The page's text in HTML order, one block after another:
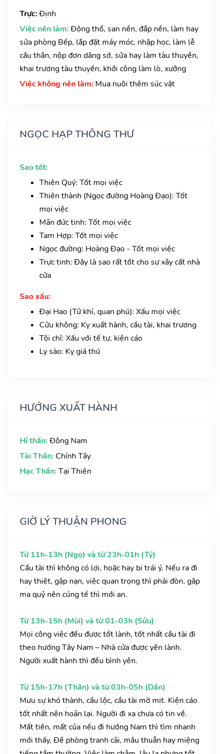
Trực: Định
Việc nên làm: Động thổ, san nền, đắp nền, làm hay
sửa phòng Bếp, lắp đặt máy móc, nhập học, làm lễ
cầu thân, nộp đơn dâng sớ, sửa hay làm tàu thuyền,
khai trương tàu thuyền, khởi công làm lò, xưởng
Việc không nên làm: Mua nuôi thêm súc vật
NGỌC HẠP THÔNG THƯ
Sao tốt:
Thiên Quý: Tốt mọi việc
Thiên thành (Ngọc đường Hoàng Đạo): Tốt
mọi việc
Mãn đức tinh: Tốt mọi việc
Tam Hợp: Tốt mọi việc
Ngọc đường: Hoàng Đạo - Tốt mọi việc
Trực tinh: Đây là sao rất tốt cho sự xây cất nhà
cửa
Sao xấu:
Đại Hao (Tử khí, quan phú): Xấu mọi việc
Cửu không: Kỵ xuất hành, cầu tài, khai trương
Tội chỉ: Xấu với tế tự, kiện cáo
Ly sào: Kỵ giá thú
HƯỚNG XUẤT HÀNH
Hỉ thần: Đông Nam
Tài Thần: Chính Tây
Hạc Thần: Tại Thiên
GIỜ LÝ THUẬN PHONG
Từ 11h-13h (Ngọ) và từ 23h-01h (Tý)
Cầu tài thì không có lợi, hoặc hay bị trái ý. Nếu ra đi
hay thiệt, gặp nạn, việc quan trọng thì phải đòn, gặp
ma quỷ nên cúng tế thì mới an.
Từ 13h-15h (Mùi) và từ 01-03h (Sửu)
Mọi công việc đều được tốt lành, tốt nhất cầu tài đi
theo hướng Tây Nam – Nhà cửa được yên lành.
Người xuất hành thì đều bình yên.
Từ 15h-17h (Thân) và từ 03h-05h (Dần)
Mưu sự khó thành, cầu lộc, cầu tài mờ mịt. Kiện cáo
tốt nhất nên hoãn lại. Người đi xa chưa có tin về.
Mất tiền, mất của nếu đi hướng Nam thì tìm nhanh
mới thấy. Đề phòng tranh cãi, mâu thuẫn hay miệng